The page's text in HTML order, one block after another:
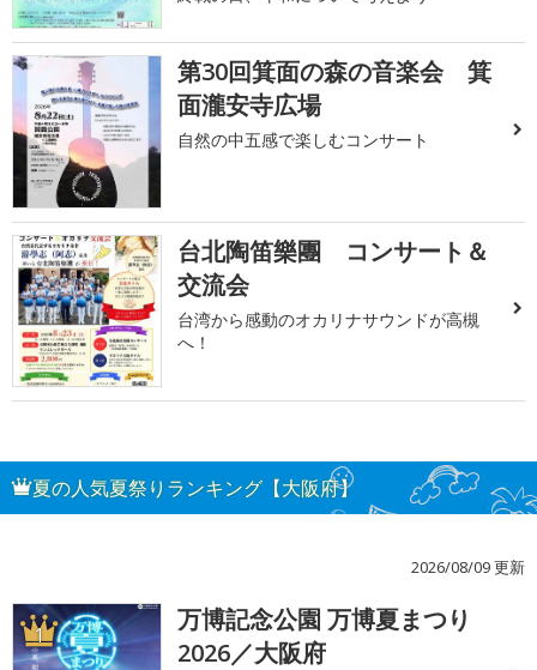
第30回箕面の森の音楽会 箕
面瀧安寺広場
自然の中五感で楽しむコンサート
台北陶笛樂團 コンサート＆
交流会
台湾から感動のオカリナサウンドが高槻
へ！
夏の人気夏祭りランキング【大阪府】
2026/08/09 更新
1
万博記念公園 万博夏まつり
2026／大阪府